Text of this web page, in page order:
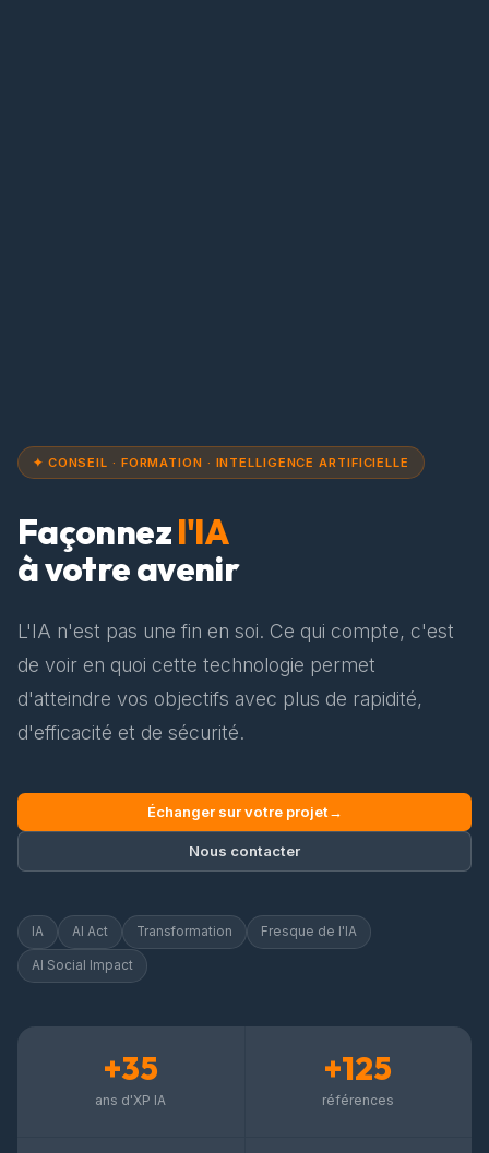
✦ CONSEIL · FORMATION · INTELLIGENCE ARTIFICIELLE
Façonnezl'IA
à votre avenir
L'IA n'est pas une fin en soi. Ce qui compte, c'est
de voir en quoi cette technologie permet
d'atteindre vos objectifs avec plus de rapidité,
d'efficacité et de sécurité.
Échanger sur votre projet→
Nous contacter
IA AI Act Transformation Fresque de l'IA
AI Social Impact
+35
ans d'XP IA
+125
références